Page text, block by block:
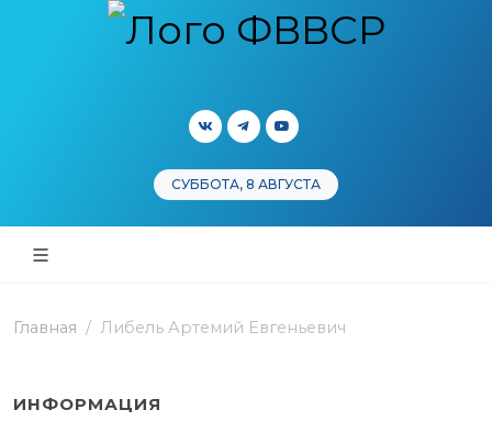
СУББОТА, 8 АВГУСТА
Главная Либель Артемий Евгеньевич
ИНФОРМАЦИЯ